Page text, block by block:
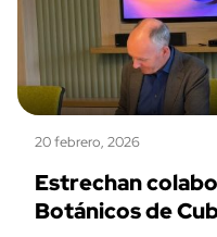
20 febrero, 2026
Estrechan
Botánicos de